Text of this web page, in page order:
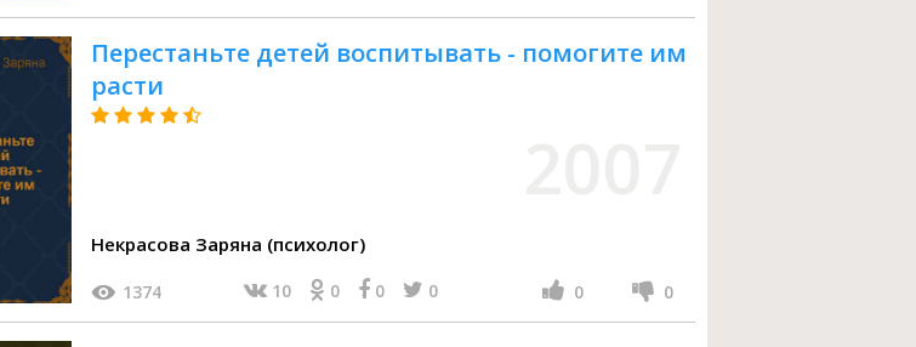
Перестаньте детей воспитывать - помогите им
расти
Некрасова Заряна (психолог)
1374 10 0 0 0 0 0